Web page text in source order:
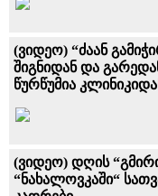
(ვიდეო) “ძაან
შიგნიდან და
წურწუმია
(ვიდეო) დღის
“ნახალოვკაში“